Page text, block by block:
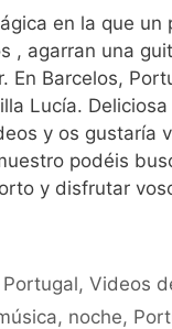
en la que un
, agarran una
En Barcelos,
Lucía.
y os gustaría
podéis
y disfrutar
,Videos
, noche,